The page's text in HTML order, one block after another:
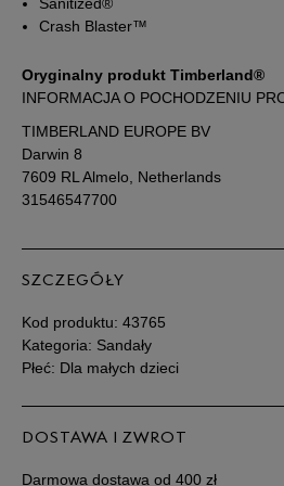
Crash Blaster™
Oryginalny produkt Timberland®
INFORMACJA O POCHODZENIU
TIMBERLAND EUROPE BV
Darwin 8
7609 RL Almelo, Netherlands
31546547700
SZCZEGÓŁY
Kod produktu: 43765
Kategoria: Sandały
Płeć: Dla małych dzieci
DOSTAWA I ZWROT
Darmowa dostawa od 400 zł